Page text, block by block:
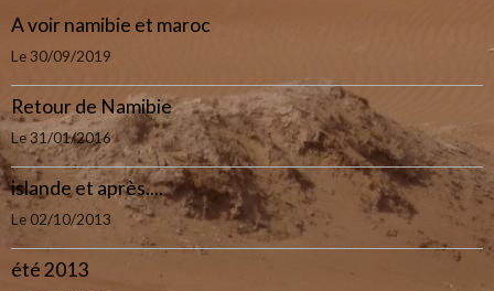
A voir namibie et maroc
Le 30/09/2019
Retour de Namibie
Le 31/01/2016
islande et après....
Le 02/10/2013
été 2013